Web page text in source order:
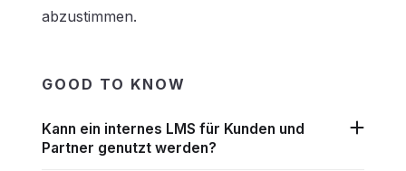
abzustimmen.
GOOD TO KNOW
Kann ein internes LMS für Kunden und
Partner genutzt werden?